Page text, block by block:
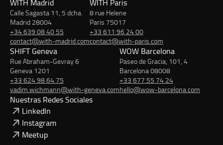
WITH Madrid
Calle Sagasta 11, 5 dcha.
Madrid 28004
+34 639 08 40 55
contact@with-madrid.com
WITH Paris
8 rue Helene
Paris 75017
+33 611 96 24 00
contact@with-paris.com
SHIFT Geneva
Rue Abraham-Gevray 6
Geneva 1201
+33 624 98 64 75
vadim.wichmann@with-geneva.com
WOW Barcelona
Paseo de Gracia, 101, 4
Barcelona 08008
+33 677 55 74 24
hello@wow-barcelona.com
Nuestras Redes Sociales
LinkedIn
Instagram
Meetup